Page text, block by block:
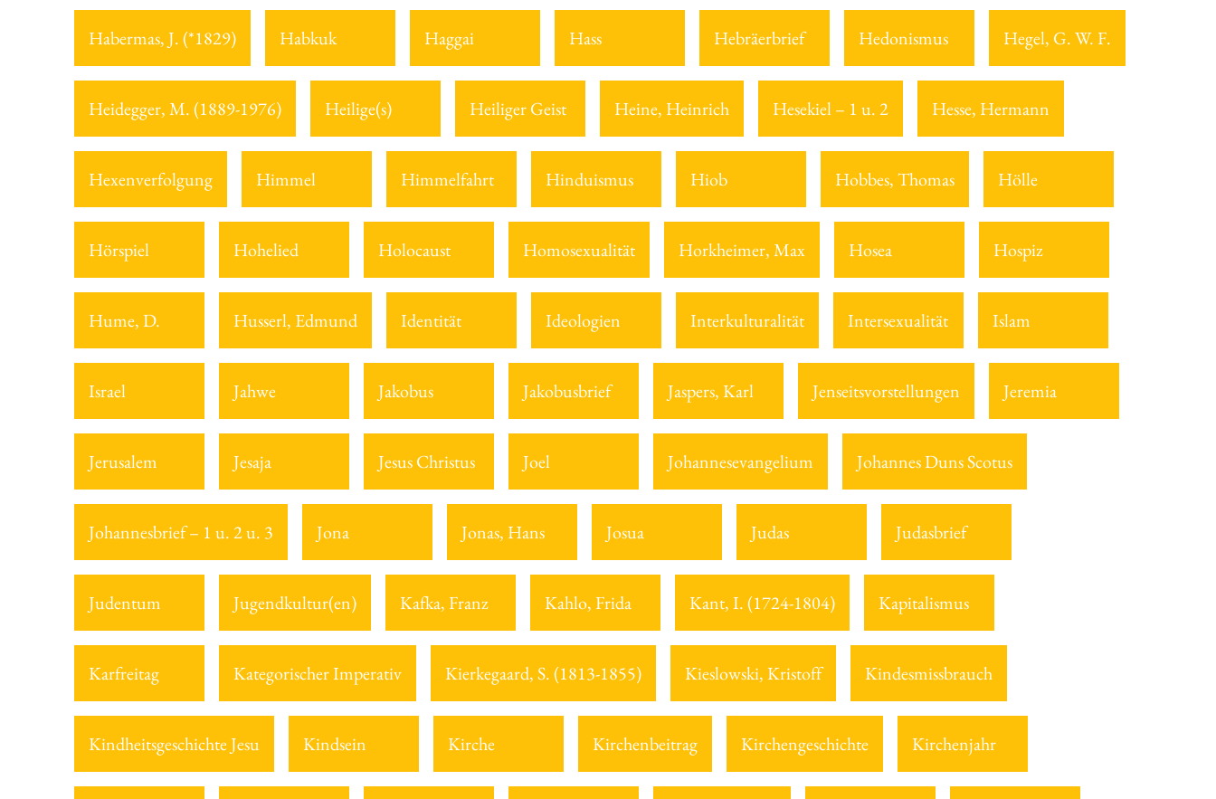
Habermas, J. (*1829) Habkuk Haggai Hass Hebräerbrief Hedonismus Hegel, G. W. F.
Heidegger, M. (1889-1976) Heilige(s) Heiliger Geist Heine, Heinrich Hesekiel – 1 u. 2 Hesse, Hermann
Hexenverfolgung Himmel Himmelfahrt Hinduismus Hiob Hobbes, Thomas Hölle
Hörspiel Hohelied Holocaust Homosexualität Horkheimer, Max Hosea Hospiz
Hume, D. Husserl, Edmund Identität Ideologien Interkulturalität Intersexualität Islam
Israel Jahwe Jakobus Jakobusbrief Jaspers, Karl Jenseitsvorstellungen Jeremia
Jerusalem Jesaja Jesus Christus Joel Johannesevangelium Johannes Duns Scotus
Johannesbrief – 1 u. 2 u. 3 Jona Jonas, Hans Josua Judas Judasbrief
Judentum Jugendkultur(en) Kafka, Franz Kahlo, Frida Kant, I. (1724-1804) Kapitalismus
Karfreitag Kategorischer Imperativ Kierkegaard, S. (1813-1855) Kieslowski, Kristoff Kindesmissbrauch
Kindheitsgeschichte Jesu Kindsein Kirche Kirchenbeitrag Kirchengeschichte Kirchenjahr